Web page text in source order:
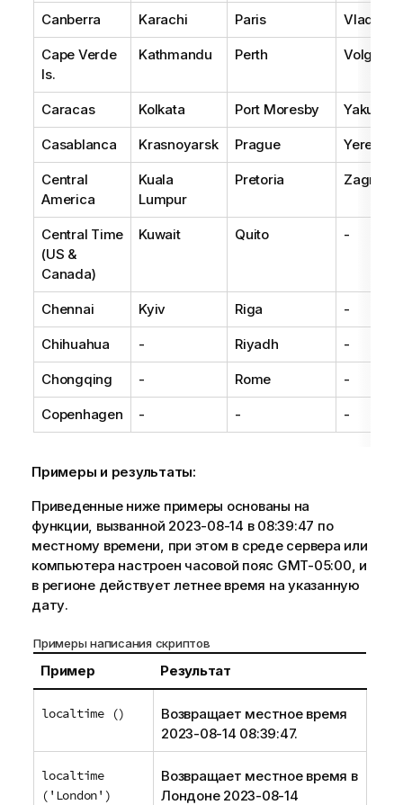
Canberra Karachi Paris
Cape Verde
Is.
Kathmandu Perth
Caracas Kolkata Port Moresby Yakutsk
Casablanca Krasnoyarsk Prague Yerevan
Central
America
Kuala
Lumpur
Pretoria Zagreb
Central Time
(US &
Canada)
Kuwait Quito -
Chennai Kyiv Riga -
Chihuahua - Riyadh -
Chongqing - Rome -
Copenhagen - - -
Примеры и результаты:
Приведенные ниже примеры основаны на
функции, вызванной 2023-08-14 в 08:39:47 по
местному времени, при этом в среде сервера или
компьютера настроен часовой пояс GMT-05:00, и
в регионе действует летнее время на указанную
дату.
Примеры написания скриптов
Пример Результат
localtime ()
Возвращает местное время
2023-08-14 08:39:47.
localtime
('London')
Возвращает местное время в
Лондоне 2023-08-14